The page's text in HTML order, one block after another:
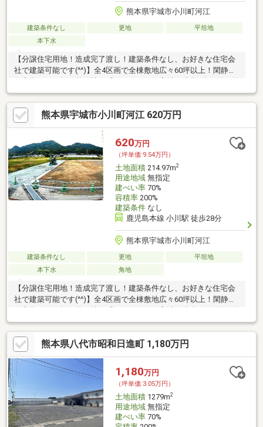
熊本県宇城市小川町河江
建築条件なし 更地
平坦地
本下水
【分譲住宅用地！造成完了渡し！建築条件なし、お好きな住宅会
社で建築可能です(^^)】全4区画で全棟敷地広々60坪以上！閑静な
便利な立地です♪
熊本県宇城市小川町河江 620万円
620万円
（坪単価:9.54万円）
土地面積214.97m2
用途地域無指定
建ぺい率70%
容積率200%
建築条件なし
鹿児島本線 小川駅 徒歩28分
熊本県宇城市小川町河江
建築条件なし 更地
平坦地
本下水
角地
【分譲住宅用地！造成完了渡し！建築条件なし、お好きな住宅会
社で建築可能です(^^)】全4区画で全棟敷地広々60坪以上！閑静な
便利な立地です♪
熊本県八代市昭和日進町 1,180万円
1,180万円
（坪単価:3.05万円）
土地面積1279m2
用途地域無指定
建ぺい率70%